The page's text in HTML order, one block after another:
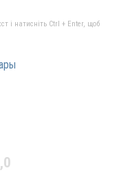
і натисніть Ctrl + Enter, щоб